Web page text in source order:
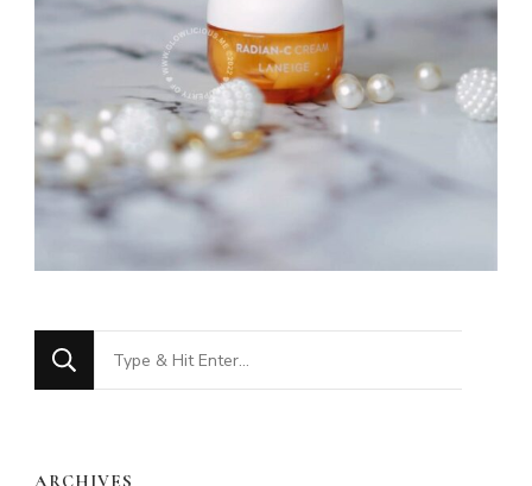
Looking
for
ARCHIVES